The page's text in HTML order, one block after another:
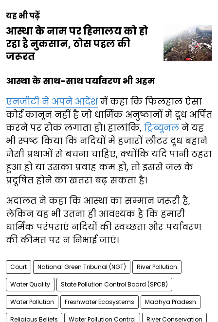
यह भी पढ़ें
आस्था के नाम पर हिमालय को हो
रहा है नुकसान, ठोस पहल की
जरूरत
आस्था के साथ-साथ पर्यावरण भी अहम
एनजीटी ने अपने आदेशमें कहा कि फिलहाल ऐसा
कोई कानून नहीं है जो धार्मिक अनुष्ठानों में दूध अर्पित
करने पर रोक लगाता हो। हालांकि, ट्रिब्यूनल ने यह
भी स्पष्ट किया कि नदियों में हजारों लीटर दूध बहाने
जैसी प्रथाओं से बचना चाहिए, क्योंकि यदि पानी ठहरा
हुआ हो या उसका प्रवाह कम हो, तो इससे जल के
प्रदूषित होने का खतरा बढ़ सकता है।
अदालत ने कहा कि आस्था का सम्मान जरूरी है,
लेकिन यह भी उतना ही आवश्यक है कि हमारी
धार्मिक परंपराएं नदियों की स्वच्छता और पर्यावरण
की कीमत पर न निभाई जाएं।
Court National Green Tribunal (NGT) River Pollution
Water Quality State Pollution Control Board (SPCB)
Water Pollution Freshwater Ecosystems Madhya Pradesh
Religious Beliefs Water Pollution Control River Conservation